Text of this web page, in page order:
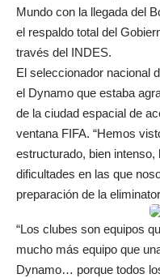
Mundo con la llegada del
el respaldo total del
través del INDES.
El seleccionador nacional
el Dynamo que estaba
de la ciudad espacial de
ventana FIFA. “Hemos
estructurado, bien
dificultades en las que
preparación de la
“Los clubes son equipos
mucho más equipo que
Dynamo… porque todos